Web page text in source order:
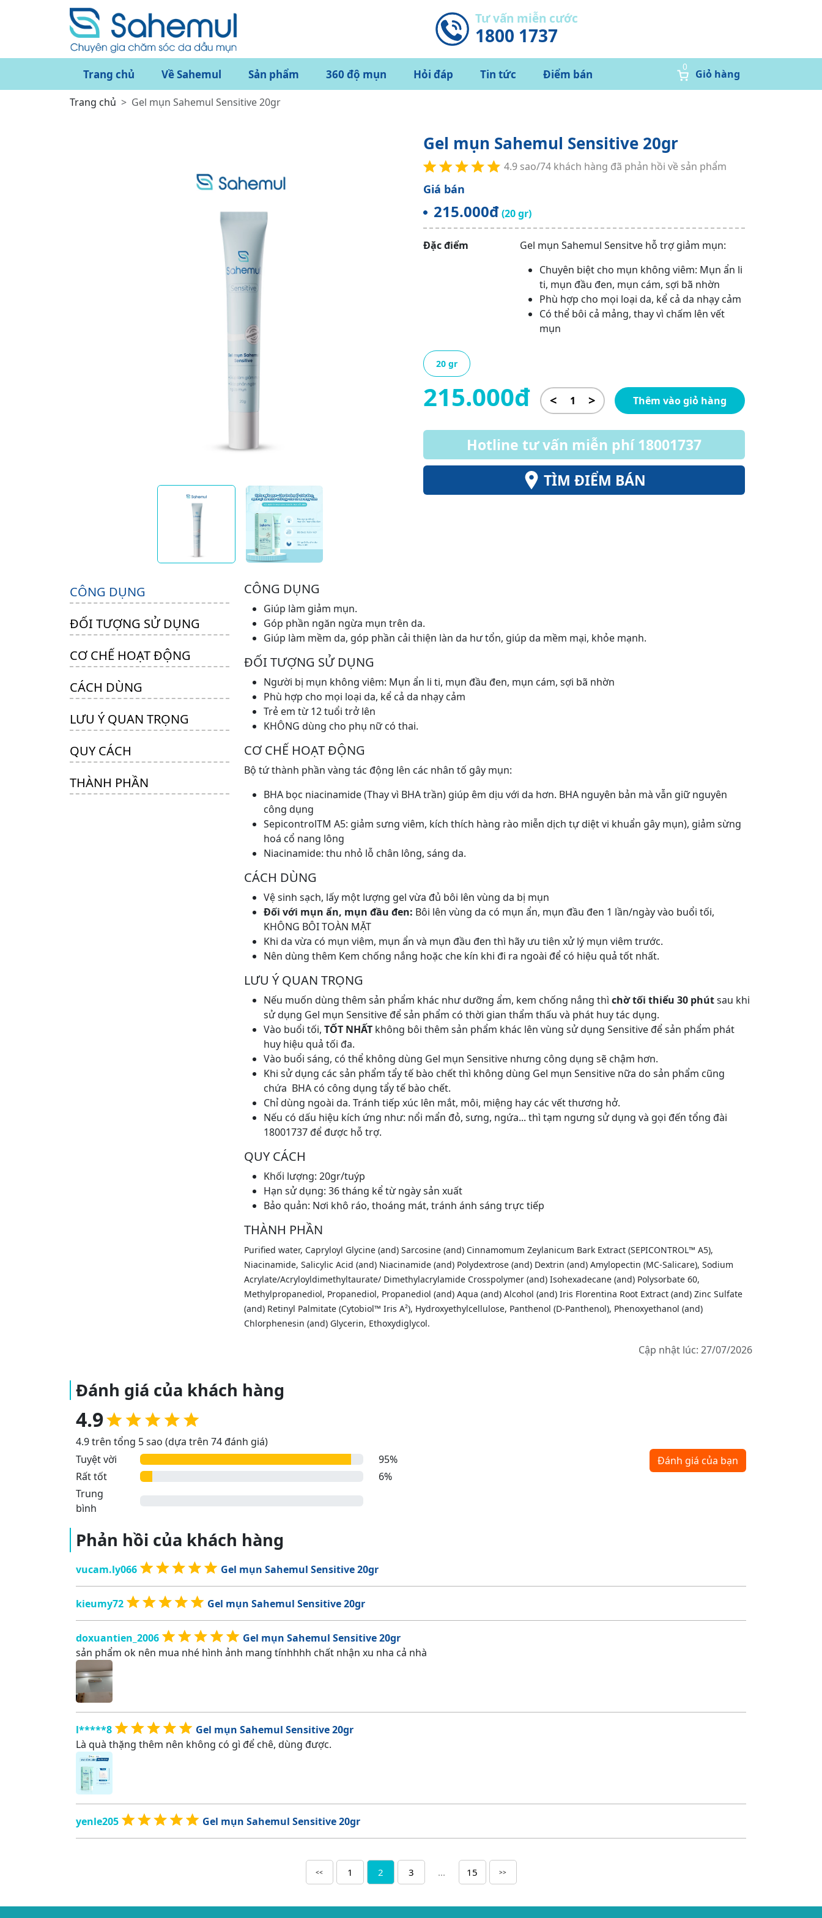
Tư vấn miễn cước
1800 1737
Trang chủ Về Sahemul Sản phẩm 360 độ mụn Hỏi đáp Tin tức Điểm bán
0
Giỏ hàng
Trang chủ Gel mụn Sahemul Sensitive 20gr
Gel mụn Sahemul Sensitive 20gr
4.9 sao/74 khách hàng đã phản hồi về sản phẩm
Giá bán
215.000đ(20 gr)
Đặc điểm
Gel mụn Sahemul Sensitve hỗ trợ giảm mụn:
Chuyên biệt cho mụn không viêm: Mụn ẩn li
ti, mụn đầu đen, mụn cám, sợi bã nhờn
Phù hợp cho mọi loại da, kể cả da nhạy cảm
Có thể bôi cả mảng, thay vì chấm lên vết
mụn
20 gr
215.000đ < > Thêm vào giỏ hàng
Hotline tư vấn miễn phí 18001737
TÌM ĐIỂM BÁN
CÔNG DỤNG
ĐỐI TƯỢNG SỬ DỤNG
CƠ CHẾ HOẠT ĐỘNG
CÁCH DÙNG
LƯU Ý QUAN TRỌNG
QUY CÁCH
THÀNH PHẦN
CÔNG DỤNG
Giúp làm giảm mụn.
Góp phần ngăn ngừa mụn trên da.
Giúp làm mềm da, góp phần cải thiện làn da hư tổn, giúp da mềm mại, khỏe mạnh.
ĐỐI TƯỢNG SỬ DỤNG
Người bị mụn không viêm: Mụn ẩn li ti, mụn đầu đen, mụn cám, sợi bã nhờn
Phù hợp cho mọi loại da, kể cả da nhạy cảm
Trẻ em từ 12 tuổi trở lên
KHÔNG dùng cho phụ nữ có thai.
CƠ CHẾ HOẠT ĐỘNG
Bộ tứ thành phần vàng tác động lên các nhân tố gây mụn:
BHA bọc niacinamide (Thay vì BHA trần) giúp êm dịu với da hơn. BHA nguyên bản mà vẫn giữ nguyên
công dụng
SepicontrolTM A5: giảm sưng viêm, kích thích hàng rào miễn dịch tự diệt vi khuẩn gây mụn), giảm sừng
hoá cổ nang lông
Niacinamide: thu nhỏ lỗ chân lông, sáng da.
CÁCH DÙNG
Vệ sinh sạch, lấy một lượng gel vừa đủ bôi lên vùng da bị mụn
Đối với mụn ẩn, mụn đầu đen: Bôi lên vùng da có mụn ẩn, mụn đầu đen 1 lần/ngày vào buổi tối,
KHÔNG BÔI TOÀN MẶT
Khi da vừa có mụn viêm, mụn ẩn và mụn đầu đen thì hãy ưu tiên xử lý mụn viêm trước.
Nên dùng thêm Kem chống nắng hoặc che kín khi đi ra ngoài để có hiệu quả tốt nhất.
LƯU Ý QUAN TRỌNG
Nếu muốn dùng thêm sản phẩm khác như dưỡng ẩm, kem chống nắng thì chờ tối thiểu 30 phútsau khi
sử dụng Gel mụn Sensitive để sản phẩm có thời gian thẩm thấu và phát huy tác dụng.
Vào buổi tối, TỐT NHẤT không bôi thêm sản phẩm khác lên vùng sử dụng Sensitive để sản phẩm phát
huy hiệu quả tối đa.
Vào buổi sáng, có thể không dùng Gel mụn Sensitive nhưng công dụng sẽ chậm hơn.
Khi sử dụng các sản phẩm tẩy tế bào chết thì không dùng Gel mụn Sensitive nữa do sản phẩm cũng
chứa BHA có công dụng tẩy tế bào chết.
Chỉ dùng ngoài da. Tránh tiếp xúc lên mắt, môi, miệng hay các vết thương hở.
Nếu có dấu hiệu kích ứng như: nổi mẩn đỏ, sưng, ngứa... thì tạm ngưng sử dụng và gọi đến tổng đài
18001737 để được hỗ trợ.
QUY CÁCH
Khối lượng: 20gr/tuýp
Hạn sử dụng: 36 tháng kể từ ngày sản xuất
Bảo quản: Nơi khô ráo, thoáng mát, tránh ánh sáng trực tiếp
THÀNH PHẦN
Purified water, Capryloyl Glycine (and) Sarcosine (and) Cinnamomum Zeylanicum Bark Extract (SEPICONTROL™ A5),
Niacinamide, Salicylic Acid (and) Niacinamide (and) Polydextrose (and) Dextrin (and) Amylopectin (MC-Salicare), Sodium
Acrylate/Acryloyldimethyltaurate/ Dimethylacrylamide Crosspolymer (and) Isohexadecane (and) Polysorbate 60,
Methylpropanediol, Propanediol, Propanediol (and) Aqua (and) Alcohol (and) Iris Florentina Root Extract (and) Zinc Sulfate
(and) Retinyl Palmitate (Cytobiol™ Iris A²), Hydroxyethylcellulose, Panthenol (D-Panthenol), Phenoxyethanol (and)
Chlorphenesin (and) Glycerin, Ethoxydiglycol.
Cập nhật lúc: 27/07/2026
Đánh giá của khách hàng
4.9
4.9 trên tổng 5 sao (dựa trên 74 đánh giá)
Tuyệt vời
95%
Rất tốt
6%
Trung
bình
Đánh giá của bạn
Phản hồi của khách hàng
vucam.ly066 Gel mụn Sahemul Sensitive 20gr
kieumy72 Gel mụn Sahemul Sensitive 20gr
doxuantien_2006
Gel mụn Sahemul Sensitive 20gr
sản phẩm ok nên mua nhé hình ảnh mang tínhhhh chất nhận xu nha cả nhà
l*****8
Gel mụn Sahemul Sensitive 20gr
Là quà thặng thêm nên không có gì để chê, dùng được.
yenle205 Gel mụn Sahemul Sensitive 20gr
<< 1 2 3 ... 15 >>